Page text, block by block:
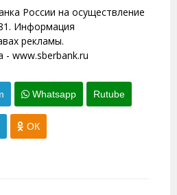
России на осуществление
Информация
рекламы.
www.sberbank.ru
Whatsapp Rutube
ОК